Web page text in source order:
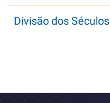
Divisão dos Séculos